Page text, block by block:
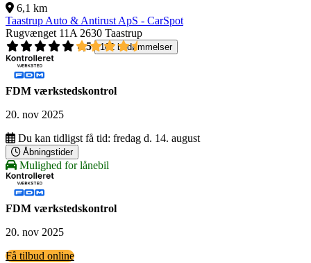
6,1 km
Taastrup Auto & Antirust ApS - CarSpot
Rugvænget 11A 2630 Taastrup
4,5
162 bedømmelser
FDM værkstedskontrol
20. nov 2025
Du kan tidligst få tid: fredag d. 14. august
Åbningstider
Mulighed for lånebil
FDM værkstedskontrol
20. nov 2025
Få tilbud online